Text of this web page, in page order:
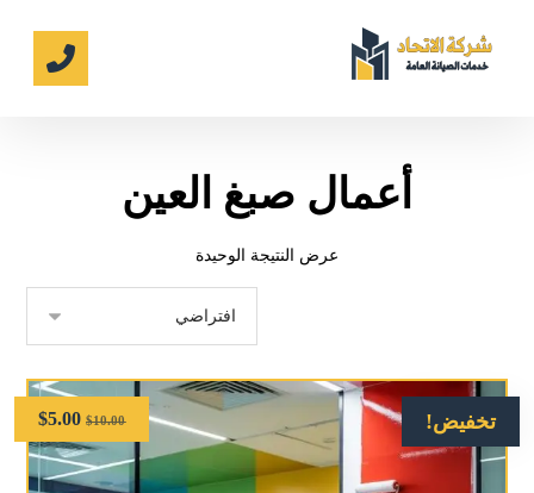
أعمال صبغ العين
عرض النتيجة الوحيدة
تخفيض! $10.00
$5.00